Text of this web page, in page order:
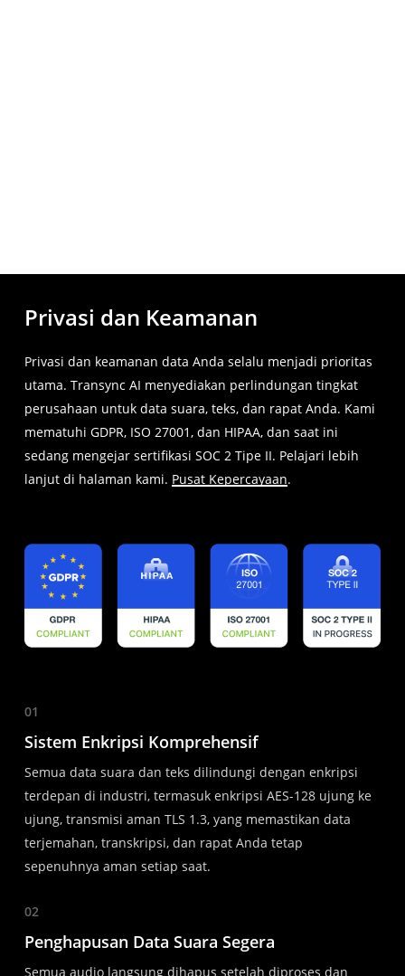
Privasi dan Keamanan
Privasi dan keamanan data Anda selalu menjadi prioritas
utama. Transync AI menyediakan perlindungan tingkat
perusahaan untuk data suara, teks, dan rapat Anda. Kami
mematuhi GDPR, ISO 27001, dan HIPAA, dan saat ini
sedang mengejar sertifikasi SOC 2 Tipe II. Pelajari lebih
lanjut di halaman kami. Pusat Kepercayaan.
01
Sistem Enkripsi Komprehensif
Semua data suara dan teks dilindungi dengan enkripsi
terdepan di industri, termasuk enkripsi AES-128 ujung ke
ujung, transmisi aman TLS 1.3, yang memastikan data
terjemahan, transkripsi, dan rapat Anda tetap
sepenuhnya aman setiap saat.
02
Penghapusan Data Suara Segera
Semua audio langsung dihapus setelah diproses dan